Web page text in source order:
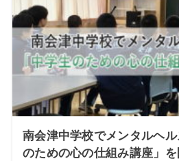
南会津中学校でメンタルヘ
のための心の仕組み講座」を